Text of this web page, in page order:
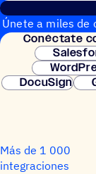
Únete a miles de
Conéc­tate
DocuSign
Más de 1 000
integraciones